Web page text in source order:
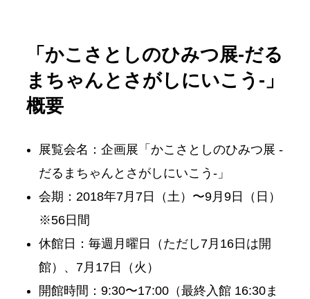
「かこさとしのひみつ展-だる
まちゃんとさがしにいこう-」
概要
展覧会名：企画展「かこさとしのひみつ展 -
だるまちゃんとさがしにいこう-」
会期：2018年7月7日（土）〜9月9日（日）
※56日間
休館日：毎週月曜日（ただし7月16日は開
館）、7月17日（火）
開館時間：9:30〜17:00（最終入館 16:30ま